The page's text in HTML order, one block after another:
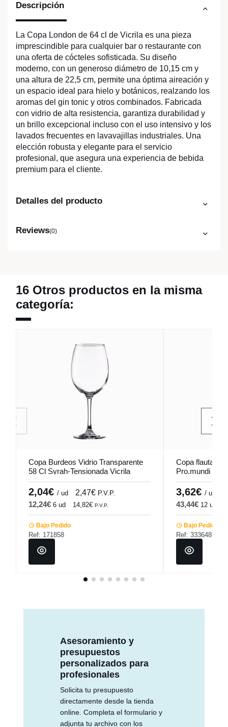
Descripción
La Copa London de 64 cl de Vicrila es una pieza
imprescindible para cualquier bar o restaurante con
una oferta de cócteles sofisticada. Su diseño
moderno, con un generoso diámetro de 10,15 cm y
una altura de 22,5 cm, permite una óptima aireación y
un espacio ideal para hielo y botánicos, realzando los
aromas del gin tonic y otros combinados. Fabricada
con vidrio de alta resistencia, garantiza durabilidad y
un brillo excepcional incluso con el uso intensivo y los
lavados frecuentes en lavavajillas industriales. Una
elección robusta y elegante para el servicio
profesional, que asegura una experiencia de bebida
premium para el cliente.
Detalles del producto
Reviews(0)
16 Otros productos en la misma
categoría:
Copa Burdeos Vidrio Transparente
58 Cl Syrah-Tensionada Vicrila
2,04€ / ud 2,47€ P.V.P.
12,24€ 6 ud 14,82€ P.V.P.
Bajo Pedido
Ref: 171858
Copa flauta de
Pro.mundi
3,62€ / ud
43,44€ 12 ud
Bajo Pedido
Ref: 333648
Asesoramiento y
presupuestos
personalizados para
profesionales
Solicita tu presupuesto
directamente desde la tienda
online. Completa el formulario y
adjunta tu archivo con los